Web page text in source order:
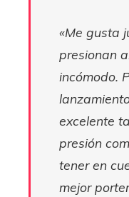
«Me gusta
presionan
incómodo.
excelente
presión
tener en
mejor